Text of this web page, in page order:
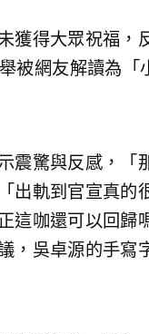
獲得大眾祝福
被網友解讀為
震驚與反感，「
出軌到官宣真
這咖還可以回
，吳卓源的手寫